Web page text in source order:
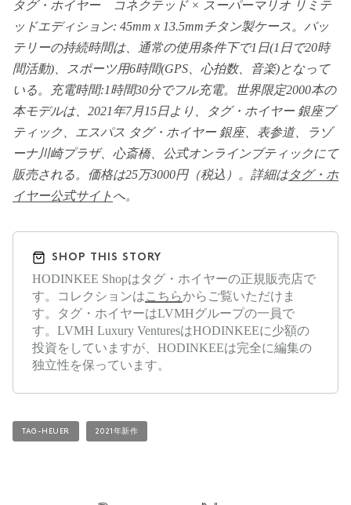
タグ・ホイヤー コネクテッド × スーパーマリオ リミテ
ッドエディション: 45mm x 13.5mmチタン製ケース。バッ
テリーの持続時間は、通常の使用条件下で1日(1日で20時
間活動)、スポーツ用6時間(GPS、心拍数、音楽)となって
いる。充電時間:1時間30分でフル充電。世界限定2000本の
本モデルは、2021年7月15日より、タグ・ホイヤー 銀座ブ
ティック、エスパス タグ・ホイヤー 銀座、表参道、ラゾ
ーナ川崎プラザ、心斎橋、公式オンラインブティックにて
販売される。価格は25万3000円（税込）。詳細はタグ・ホ
イヤー公式サイト へ。
SHOP THIS STORY
HODINKEE Shopはタグ・ホイヤーの正規販売店で
す。コレクションはこちらからご覧いただけま
す。タグ・ホイヤーはLVMHグループの一員で
す。LVMH Luxury VenturesはHODINKEEに少額の
投資をしていますが、HODINKEEは完全に編集の
独立性を保っています。
TAG-HEUER 2021年新作